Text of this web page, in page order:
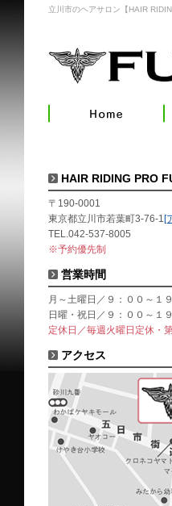
立川市のヘアサロン【HAIR
HAIR RIDING PRO
〒190-0001
東京都立川市若葉町3-76-1 [
TEL.042-537-8005
※予約優先制
営業時間
月～土曜日／９：００～１
日曜・祝日／９：００～１
定休日／毎週火曜日定休・
アクセス